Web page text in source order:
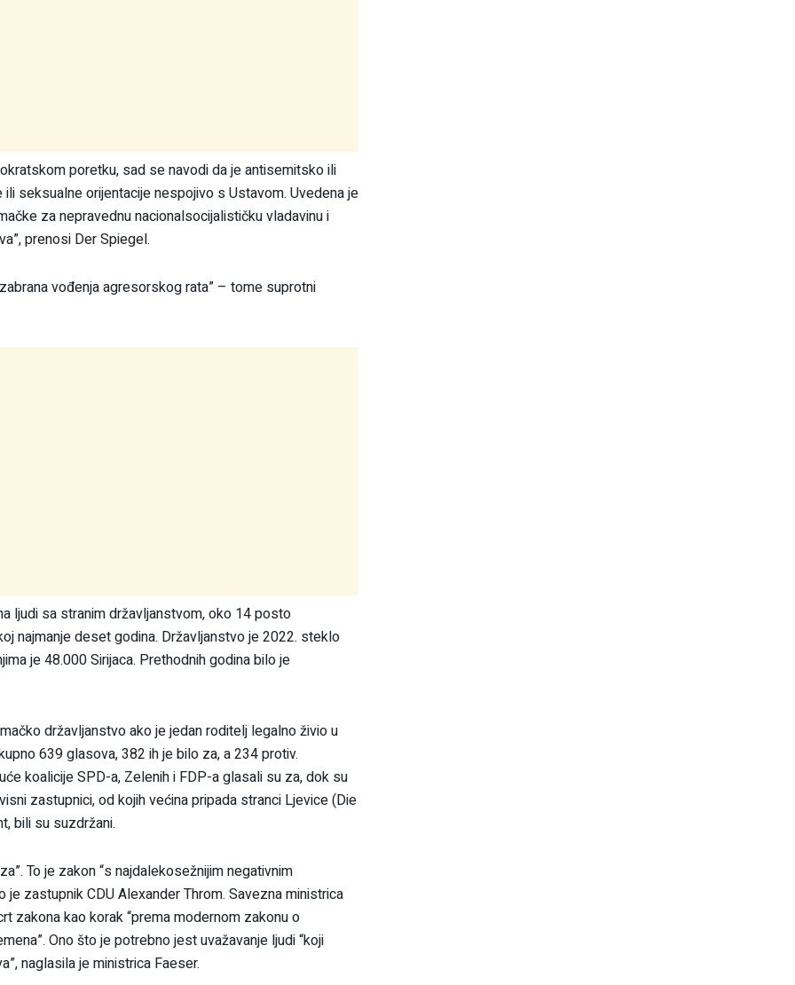
poretku, sad se navodi da je antisemitsko ili
seksualne orijentacije nespojivo s Ustavom. Uvedena je
za nepravednu nacionalsocijalističku vladavinu i
prenosi Der Spiegel.
vođenja agresorskog rata” – tome suprotni
ljudi sa stranim državljanstvom, oko 14 posto
najmanje deset godina. Državljanstvo je 2022. steklo
je 48.000 Sirijaca. Prethodnih godina bilo je
državljanstvo ako je jedan roditelj legalno živio u
639 glasova, 382 ih je bilo za, a 234 protiv.
koalicije SPD-a, Zelenih i FDP-a glasali su za, dok su
zastupnici, od kojih većina pripada stranci Ljevice (Die
bili su suzdržani.
To je zakon “s najdalekosežnijim negativnim
zastupnik CDU Alexander Throm. Savezna ministrica
zakona kao korak “prema modernom zakonu o
Ono što je potrebno jest uvažavanje ljudi “koji
naglasila je ministrica Faeser.